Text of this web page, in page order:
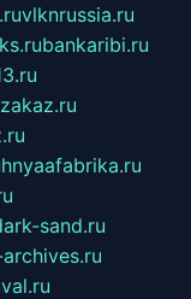
vlknrussia.ru
bankaribi.ru
sand.ru